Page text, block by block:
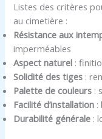
Listes des critères
au cimetière :
Résistance aux
imperméables
Aspect naturel :
Solidité des tiges :
Palette de couleurs :
Facilité d’installation :
Durabilité générale :